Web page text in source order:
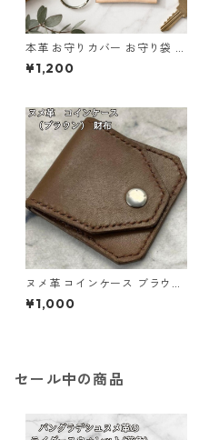
本革 お守りカバー お守り袋 日
本製 生成り ナチュラル サイズ
L l103 レザー お守りケース ハ
¥1,200
ヌメ革 コインケース ブラウン
本革 小銭入れ l110 レザー ハ
ンドメイド ギフト
¥1,000
セール中の商品